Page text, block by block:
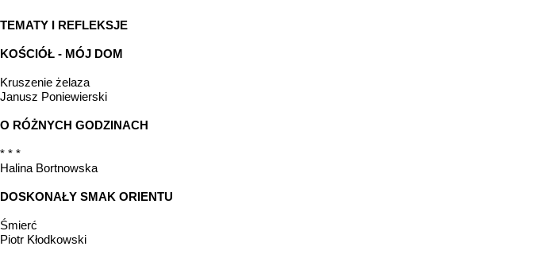
TEMATY I REFLEKSJE
KOŚCIÓŁ - MÓJ DOM
Kruszenie żelaza
Janusz Poniewierski
O RÓŻNYCH GODZINACH
* * *
Halina Bortnowska
DOSKONAŁY SMAK ORIENTU
Śmierć
Piotr Kłodkowski